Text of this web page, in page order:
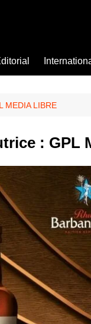
MEDIA LIBRE
: GPL